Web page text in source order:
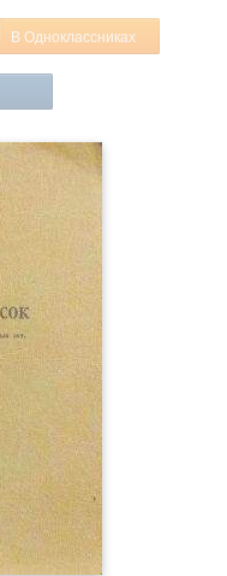
В Одноклассниках